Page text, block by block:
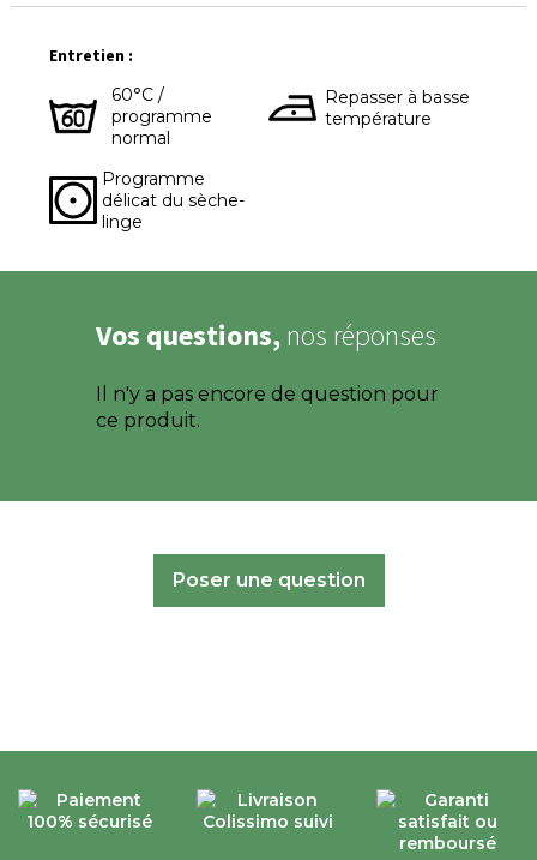
Entretien :
60°C /
programme
normal
Repasser à basse
température
Programme
délicat du sèche-
linge
Vos questions, nos réponses
Il n'y a pas encore de question pour
ce produit.
Poser une question